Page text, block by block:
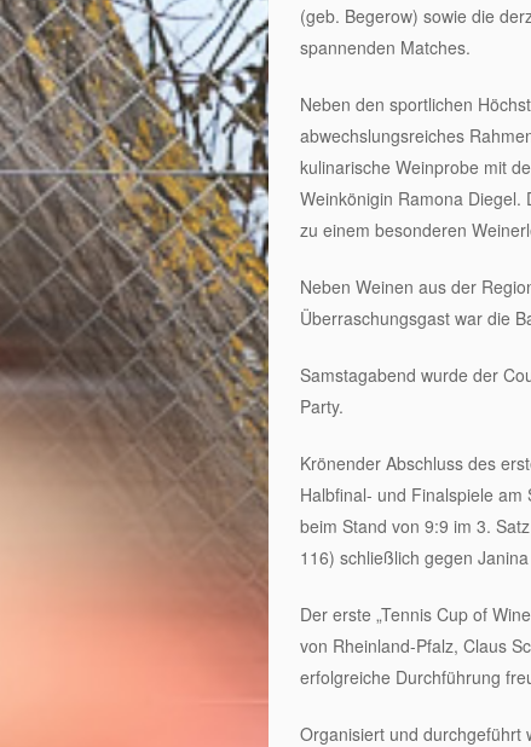
(geb. Begerow) sowie die
spannenden Matches.
Neben den sportlichen
abwechslungsreiches
kulinarische Weinprobe mit
Weinkönigin Ramona Diegel.
zu einem besonderen
Neben Weinen aus der
Überraschungsgast war die
Samstagabend wurde der
Party.
Krönender Abschluss des
Halbfinal- und Finalspiele
beim Stand von 9:9 im 3.
116) schließlich gegen
Der erste „Tennis Cup of
von Rheinland-Pfalz, Claus
erfolgreiche Durchführung
Organisiert und durchgeführt